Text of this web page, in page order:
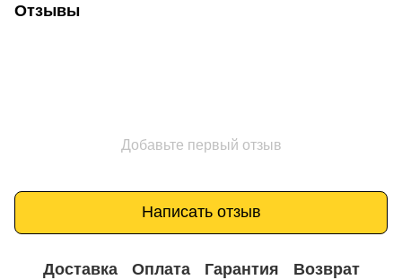
Отзывы
Добавьте первый отзыв
Написать отзыв
Доставка Оплата Гарантия Возврат